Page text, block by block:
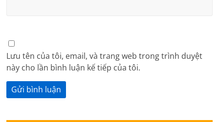
Lưu tên của tôi, email, và trang web trong trình duyệt
này cho lần bình luận kế tiếp của tôi.